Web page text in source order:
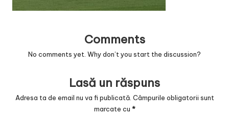
Comments
No comments yet. Why don’t you start the discussion?
Lasă un răspuns
Adresa ta de email nu va fi publicată. Câmpurile obligatorii sunt
marcate cu *